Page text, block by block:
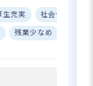
生充実 社会保険完備
残業少なめ